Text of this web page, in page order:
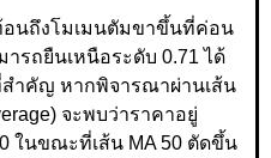
อนถึงโมเมนตัมขาขึ้นที่ค่อน
รถยืนเหนือระดับ 0.71 ได้
ำคัญ หากพิจารณาผ่านเส้น
จะพบว่าราคาอยู่
ในขณะที่เส้น MA 50 ตัดขึ้น